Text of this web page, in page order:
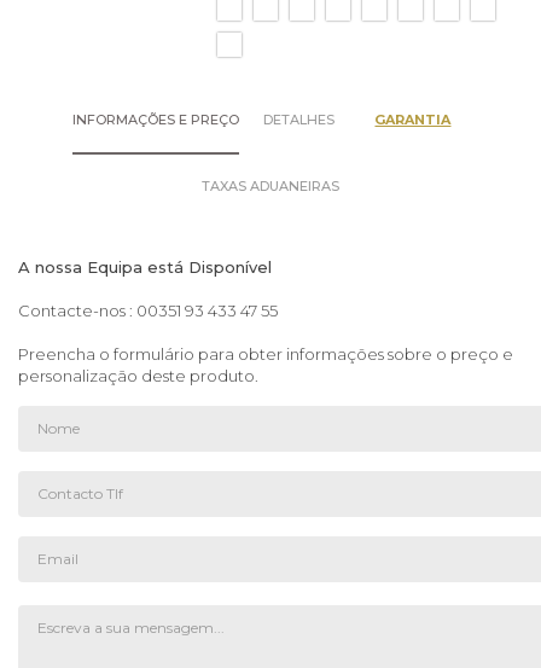
INFORMAÇÕES E PREÇO DETALHES GARANTIA
TAXAS ADUANEIRAS
A nossa Equipa está Disponível
Contacte-nos : 00351 93 433 47 55
Preencha o formulário para obter informações sobre o preço e
personalização deste produto.